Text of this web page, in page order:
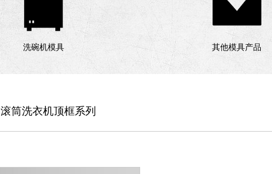
洗碗机模具 其他模具产品
滚筒洗衣机顶框系列